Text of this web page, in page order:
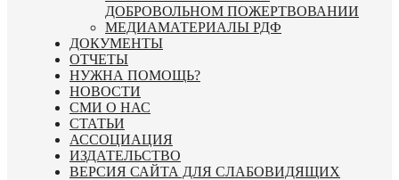
ДОБРОВОЛЬНОМ ПОЖЕРТВОВАНИИ
МЕДИАМАТЕРИАЛЫ РДФ
ДОКУМЕНТЫ
ОТЧЕТЫ
НУЖНА ПОМОЩЬ?
НОВОСТИ
СМИ О НАС
СТАТЬИ
АССОЦИАЦИЯ
ИЗДАТЕЛЬСТВО
ВЕРСИЯ САЙТА ДЛЯ СЛАБОВИДЯЩИХ